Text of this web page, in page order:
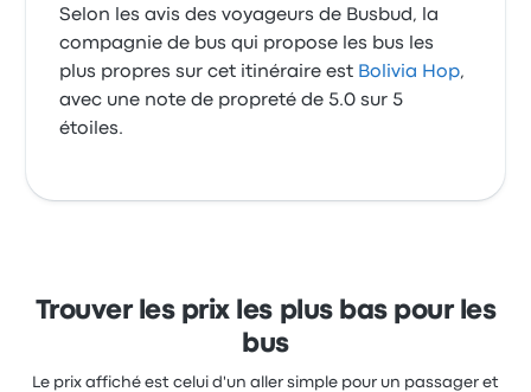
Selon les avis des voyageurs de Busbud, la
compagnie de bus qui propose les bus les
plus propres sur cet itinéraire est Bolivia Hop,
avec une note de propreté de 5.0 sur 5
étoiles.
Trouver les prix les plus bas pour les
bus
Le prix affiché est celui d'un aller simple pour un passager et